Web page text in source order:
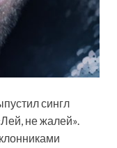
сингл
не жалей».